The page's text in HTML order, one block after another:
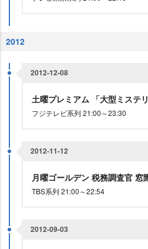
2012
2012-12-08
土曜プレミアム 「大型ミステ
フジテレビ系列 21:00～23:30
2012-11-12
月曜ゴールデン 税務調査官 窓
TBS系列 21:00～22:54
2012-09-03